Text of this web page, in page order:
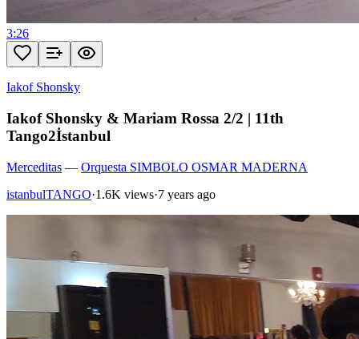
3:26
Iakof Shonsky
Iakof Shonsky & Mariam Rossa 2/2 | 11th
Tango2İstanbul
Merceditas — Orquesta SIMBOLO OSMAR MADERNA
istanbulTANGO·1.6K views·7 years ago